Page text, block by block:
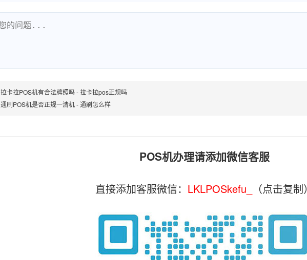
拉卡拉POS机有合法牌照吗 - 拉卡拉pos正规吗
通刷POS机是否正规一清机 - 通刷怎么样
POS机办理请添加微信客服
直接添加客服微信： LKLPOSkefu_ （点击复制）